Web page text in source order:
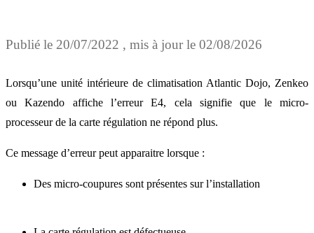
Publié le 20/07/2022 , mis à jour le 02/08/2026
Lorsqu’une unité intérieure de climatisation Atlantic Dojo, Zenkeo
ou Kazendo affiche l’erreur E4, cela signifie que le micro-
processeur de la carte régulation ne répond plus.
Ce message d’erreur peut apparaitre lorsque :
Des micro-coupures sont présentes sur l’installation